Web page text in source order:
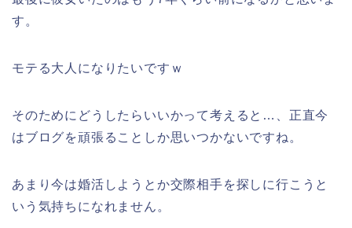
す。
モテる大人になりたいですｗ
そのためにどうしたらいいかって考えると…、正直今
はブログを頑張ることしか思いつかないですね。
あまり今は婚活しようとか交際相手を探しに行こうと
いう気持ちになれません。